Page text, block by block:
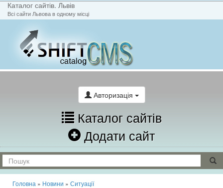
Каталог сайтів. Львів
Всі сайти Львова в одному місці
Авторизація
Каталог сайтів
Додати сайт
Головна » Новини » Ситуації